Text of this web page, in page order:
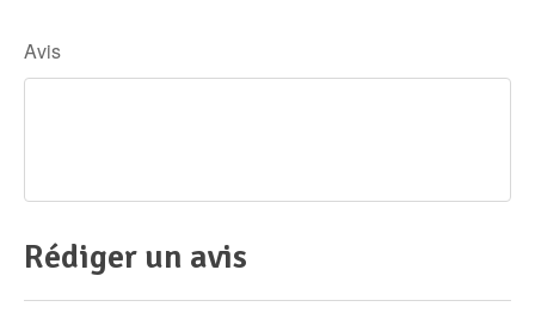
Avis
Rédiger un avis